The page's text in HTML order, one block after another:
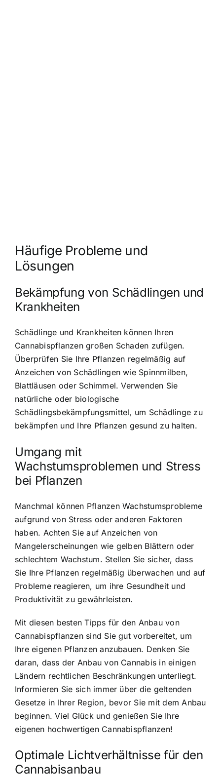
Häufige Probleme und
Lösungen
Bekämpfung von Schädlingen und
Krankheiten
Schädlinge und Krankheiten können Ihren
Cannabispflanzen großen Schaden zufügen.
Überprüfen Sie Ihre Pflanzen regelmäßig auf
Anzeichen von Schädlingen wie Spinnmilben,
Blattläusen oder Schimmel. Verwenden Sie
natürliche oder biologische
Schädlingsbekämpfungsmittel, um Schädlinge zu
bekämpfen und Ihre Pflanzen gesund zu halten.
Umgang mit
Wachstumsproblemen und Stress
bei Pflanzen
Manchmal können Pflanzen Wachstumsprobleme
aufgrund von Stress oder anderen Faktoren
haben. Achten Sie auf Anzeichen von
Mangelerscheinungen wie gelben Blättern oder
schlechtem Wachstum. Stellen Sie sicher, dass
Sie Ihre Pflanzen regelmäßig überwachen und auf
Probleme reagieren, um ihre Gesundheit und
Produktivität zu gewährleisten.
Mit diesen besten Tipps für den Anbau von
Cannabispflanzen sind Sie gut vorbereitet, um
Ihre eigenen Pflanzen anzubauen. Denken Sie
daran, dass der Anbau von Cannabis in einigen
Ländern rechtlichen Beschränkungen unterliegt.
Informieren Sie sich immer über die geltenden
Gesetze in Ihrer Region, bevor Sie mit dem Anbau
beginnen. Viel Glück und genießen Sie Ihre
eigenen hochwertigen Cannabispflanzen!
Optimale Lichtverhältnisse für den
Cannabisanbau